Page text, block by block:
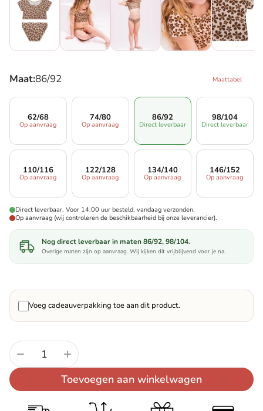
Maat:86/92 Maattabel
62/68
Op aanvraag
74/80
Op aanvraag
86/92
Direct leverbaar
98/104
Direct leverbaar
110/116
Op aanvraag
122/128
Op aanvraag
134/140
Op aanvraag
146/152
Op aanvraag
Direct leverbaar. Voor 14:00 uur besteld, vandaag verzonden.
Op aanvraag (wij controleren de beschikbaarheid bij onze leverancier).
Nog direct leverbaar in maten 86/92, 98/104.
Overige maten zijn op aanvraag. Wij kijken dit vrijblijvend voor je na.
Voeg cadeauverpakking toe aan dit product.
Aantal:
Toevoegen aan winkelwagen